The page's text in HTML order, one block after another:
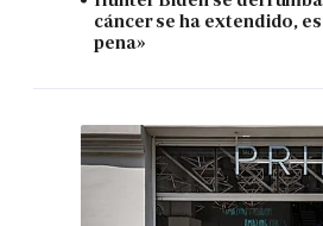
cáncer se ha extendido,
pena»